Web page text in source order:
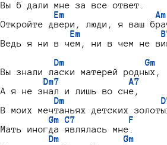
Вы б дали мне за все ответ.
Em                 Am
Откройте двери, люди, я ваш
Em               B7
Ведь я ни в чем, ни в чем не
Dm               Gm
Вы знали ласки матерей родных,
Dm7             A7
А я не знал и лишь во сне,
Dm
В моих мечтаньях детских
Gm C7          F
Мать иногда являлась мне.
Dm            Gm